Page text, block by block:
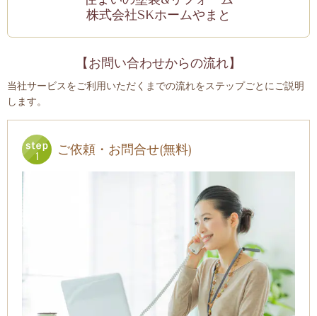
株式会社SKホームやまと
【お問い合わせからの流れ】
当社サービスをご利用いただくまでの流れをステップごとにご説明
します。
ご依頼・お問合せ(無料)